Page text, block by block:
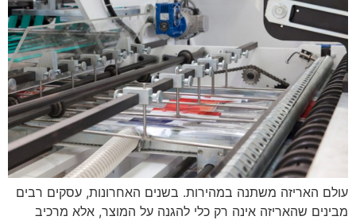
עולם האריזה משתנה במהירות. בשנים האחרונות, עסקים רבים
מבינים שהאריזה אינה רק כלי להגנה על המוצר, אלא מרכיב